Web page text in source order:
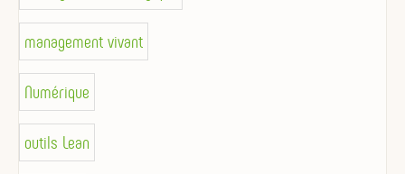
management vivant
Numérique
outils Lean